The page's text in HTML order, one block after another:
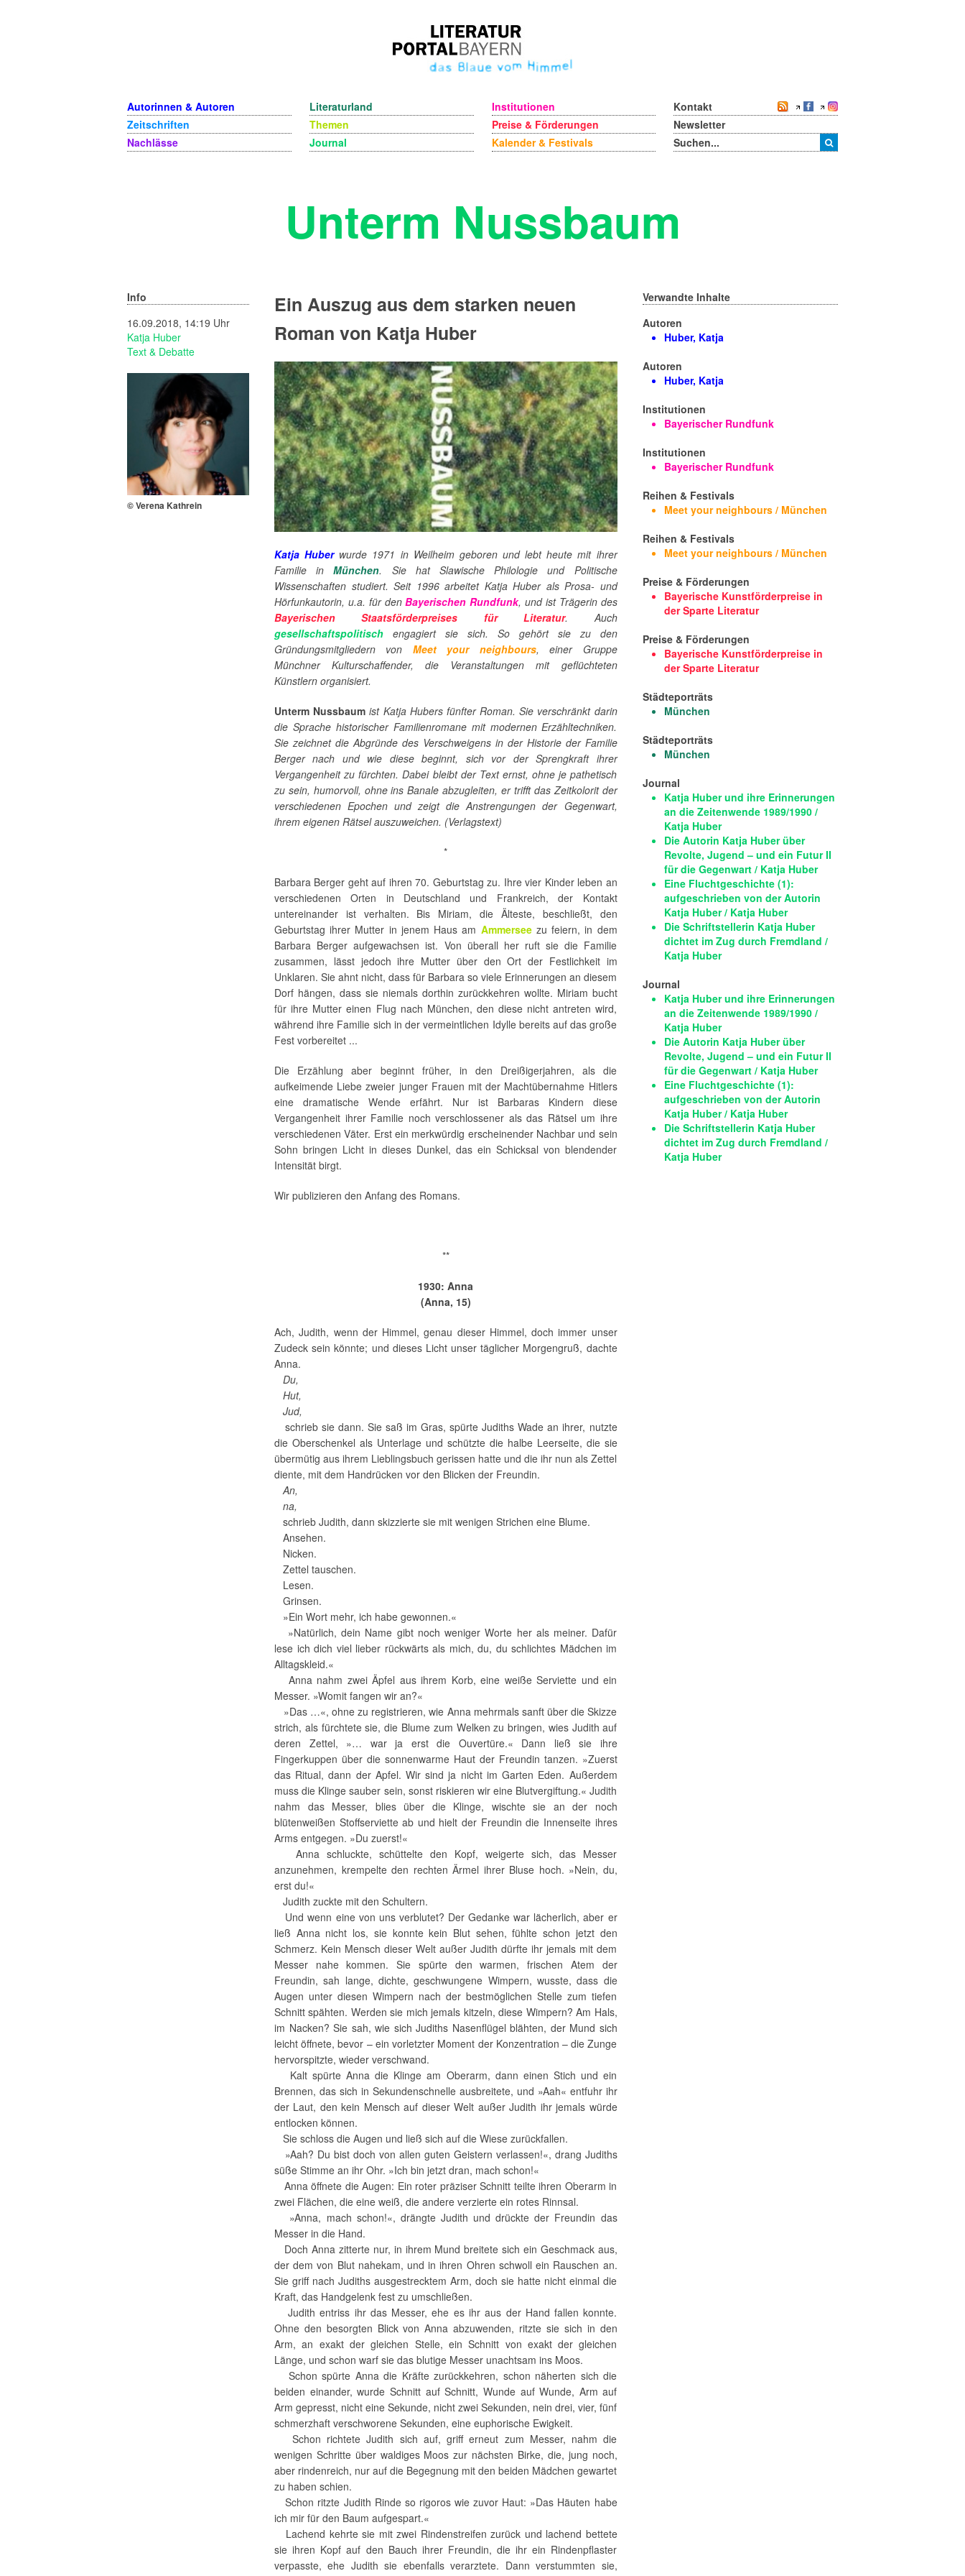
Autorinnen & Autoren
Zeitschriften
Nachlässe
Literaturland
Themen
Journal
Institutionen
Preise & Förderungen
Kalender & Festivals
Kontakt
Newsletter
Unterm Nussbaum
Info
16.09.2018, 14:19 Uhr
Katja Huber
Text & Debatte
© Verena Kathrein
Ein Auszug aus dem starken neuen
Roman von Katja Huber
Katja Huberwurde 1971 in Weilheim geboren und lebt heute mit ihrer
Familie inMünchen. Sie hat Slawische Philologie und Politische
Wissenschaften studiert. Seit 1996 arbeitet Katja Huber als Prosa- und
Hörfunkautorin, u.a. für denBayerischen Rundfunk, und ist Trägerin des
Bayerischen Staatsförderpreises für Literatur. Auch
gesellschaftspolitisch engagiert sie sich. So gehört sie zu den
Gründungsmitgliedern von Meet your neighbours, einer Gruppe
Münchner Kulturschaffender, die Veranstaltungen mit geflüchteten
Künstlern organisiert.
Unterm Nussbaum ist Katja Hubers fünfter Roman. Sie verschränkt darin
die Sprache historischer Familienromane mit modernen Erzähltechniken.
Sie zeichnet die Abgründe des Verschweigens in der Historie der Familie
Berger nach und wie diese beginnt, sich vor der Sprengkraft ihrer
Vergangenheit zu fürchten. Dabei bleibt der Text ernst, ohne je pathetisch
zu sein, humorvoll, ohne ins Banale abzugleiten, er trifft das Zeitkolorit der
verschiedenen Epochen und zeigt die Anstrengungen der Gegenwart,
ihrem eigenen Rätsel auszuweichen. (Verlagstext)
*
Barbara Berger geht auf ihren 70. Geburtstag zu. Ihre vier Kinder leben an
verschiedenen Orten in Deutschland und Frankreich, der Kontakt
untereinander ist verhalten. Bis Miriam, die Älteste, beschließt, den
Geburtstag ihrer Mutter in jenem Haus am Ammerseezu feiern, in dem
Barbara Berger aufgewachsen ist. Von überall her ruft sie die Familie
zusammen, lässt jedoch ihre Mutter über den Ort der Festlichkeit im
Unklaren. Sie ahnt nicht, dass für Barbara so viele Erinnerungen an diesem
Dorf hängen, dass sie niemals dorthin zurückkehren wollte. Miriam bucht
für ihre Mutter einen Flug nach München, den diese nicht antreten wird,
während ihre Familie sich in der vermeintlichen Idylle bereits auf das große
Fest vorbereitet ...
Die Erzählung aber beginnt früher, in den Dreißigerjahren, als die
aufkeimende Liebe zweier junger Frauen mit der Machtübernahme Hitlers
eine dramatische Wende erfährt. Nur ist Barbaras Kindern diese
Vergangenheit ihrer Familie noch verschlossener als das Rätsel um ihre
verschiedenen Väter. Erst ein merkwürdig erscheinender Nachbar und sein
Sohn bringen Licht in dieses Dunkel, das ein Schicksal von blendender
Intensität birgt.
Wir publizieren den Anfang des Romans.
**
1930: Anna
(Anna, 15)
Ach, Judith, wenn der Himmel, genau dieser Himmel, doch immer unser
Zudeck sein könnte; und dieses Licht unser täglicher Morgengruß, dachte
Anna.
Du,
Hut,
Jud,
schrieb sie dann. Sie saß im Gras, spürte Judiths Wade an ihrer, nutzte
die Oberschenkel als Unterlage und schützte die halbe Leerseite, die sie
übermütig aus ihrem Lieblingsbuch gerissen hatte und die ihr nun als Zettel
diente, mit dem Handrücken vor den Blicken der Freundin.
An,
na,
schrieb Judith, dann skizzierte sie mit wenigen Strichen eine Blume.
Ansehen.
Nicken.
Zettel tauschen.
Lesen.
Grinsen.
»Ein Wort mehr, ich habe gewonnen.«
»Natürlich, dein Name gibt noch weniger Worte her als meiner. Dafür
lese ich dich viel lieber rückwärts als mich, du, du schlichtes Mädchen im
Alltagskleid.«
Anna nahm zwei Äpfel aus ihrem Korb, eine weiße Serviette und ein
Messer. »Womit fangen wir an?«
»Das …«, ohne zu registrieren, wie Anna mehrmals sanft über die Skizze
strich, als fürchtete sie, die Blume zum Welken zu bringen, wies Judith auf
deren Zettel, »… war ja erst die Ouvertüre.« Dann ließ sie ihre
Fingerkuppen über die sonnenwarme Haut der Freundin tanzen. »Zuerst
das Ritual, dann der Apfel. Wir sind ja nicht im Garten Eden. Außerdem
muss die Klinge sauber sein, sonst riskieren wir eine Blutvergiftung.« Judith
nahm das Messer, blies über die Klinge, wischte sie an der noch
blütenweißen Stoffserviette ab und hielt der Freundin die Innenseite ihres
Arms entgegen. »Du zuerst!«
Anna schluckte, schüttelte den Kopf, weigerte sich, das Messer
anzunehmen, krempelte den rechten Ärmel ihrer Bluse hoch. »Nein, du,
erst du!«
Judith zuckte mit den Schultern.
Und wenn eine von uns verblutet? Der Gedanke war lächerlich, aber er
ließ Anna nicht los, sie konnte kein Blut sehen, fühlte schon jetzt den
Schmerz. Kein Mensch dieser Welt außer Judith dürfte ihr jemals mit dem
Messer nahe kommen. Sie spürte den warmen, frischen Atem der
Freundin, sah lange, dichte, geschwungene Wimpern, wusste, dass die
Augen unter diesen Wimpern nach der bestmöglichen Stelle zum tiefen
Schnitt spähten. Werden sie mich jemals kitzeln, diese Wimpern? Am Hals,
im Nacken? Sie sah, wie sich Judiths Nasenflügel blähten, der Mund sich
leicht öffnete, bevor – ein vorletzter Moment der Konzentration – die Zunge
hervorspitzte, wieder verschwand.
Kalt spürte Anna die Klinge am Oberarm, dann einen Stich und ein
Brennen, das sich in Sekundenschnelle ausbreitete, und »Aah« entfuhr ihr
der Laut, den kein Mensch auf dieser Welt außer Judith ihr jemals würde
entlocken können.
Sie schloss die Augen und ließ sich auf die Wiese zurückfallen.
»Aah? Du bist doch von allen guten Geistern verlassen!«, drang Judiths
süße Stimme an ihr Ohr. »Ich bin jetzt dran, mach schon!«
Anna öffnete die Augen: Ein roter präziser Schnitt teilte ihren Oberarm in
zwei Flächen, die eine weiß, die andere verzierte ein rotes Rinnsal.
»Anna, mach schon!«, drängte Judith und drückte der Freundin das
Messer in die Hand.
Doch Anna zitterte nur, in ihrem Mund breitete sich ein Geschmack aus,
der dem von Blut nahekam, und in ihren Ohren schwoll ein Rauschen an.
Sie griff nach Judiths ausgestrecktem Arm, doch sie hatte nicht einmal die
Kraft, das Handgelenk fest zu umschließen.
Judith entriss ihr das Messer, ehe es ihr aus der Hand fallen konnte.
Ohne den besorgten Blick von Anna abzuwenden, ritzte sie sich in den
Arm, an exakt der gleichen Stelle, ein Schnitt von exakt der gleichen
Länge, und schon warf sie das blutige Messer unachtsam ins Moos.
Schon spürte Anna die Kräfte zurückkehren, schon näherten sich die
beiden einander, wurde Schnitt auf Schnitt, Wunde auf Wunde, Arm auf
Arm gepresst, nicht eine Sekunde, nicht zwei Sekunden, nein drei, vier, fünf
schmerzhaft verschworene Sekunden, eine euphorische Ewigkeit.
Schon richtete Judith sich auf, griff erneut zum Messer, nahm die
wenigen Schritte über waldiges Moos zur nächsten Birke, die, jung noch,
aber rindenreich, nur auf die Begegnung mit den beiden Mädchen gewartet
zu haben schien.
Schon ritzte Judith Rinde so rigoros wie zuvor Haut: »Das Häuten habe
ich mir für den Baum aufgespart.«
Lachend kehrte sie mit zwei Rindenstreifen zurück und lachend bettete
sie ihren Kopf auf den Bauch ihrer Freundin, die ihr ein Rindenpflaster
verpasste, ehe Judith sie ebenfalls verarztete. Dann verstummten sie,
Verwandte Inhalte
Autoren
Huber, Katja
Autoren
Huber, Katja
Institutionen
Bayerischer Rundfunk
Institutionen
Bayerischer Rundfunk
Reihen & Festivals
Meet your neighbours / München
Reihen & Festivals
Meet your neighbours / München
Preise & Förderungen
Bayerische Kunstförderpreise in
der Sparte Literatur
Preise & Förderungen
Bayerische Kunstförderpreise in
der Sparte Literatur
Städteporträts
München
Städteporträts
München
Journal
Katja Huber und ihre Erinnerungen
an die Zeitenwende 1989/1990 /
Katja Huber
Die Autorin Katja Huber über
Revolte, Jugend – und ein Futur II
für die Gegenwart / Katja Huber
Eine Fluchtgeschichte (1):
aufgeschrieben von der Autorin
Katja Huber / Katja Huber
Die Schriftstellerin Katja Huber
dichtet im Zug durch Fremdland /
Katja Huber
Journal
Katja Huber und ihre Erinnerungen
an die Zeitenwende 1989/1990 /
Katja Huber
Die Autorin Katja Huber über
Revolte, Jugend – und ein Futur II
für die Gegenwart / Katja Huber
Eine Fluchtgeschichte (1):
aufgeschrieben von der Autorin
Katja Huber / Katja Huber
Die Schriftstellerin Katja Huber
dichtet im Zug durch Fremdland /
Katja Huber